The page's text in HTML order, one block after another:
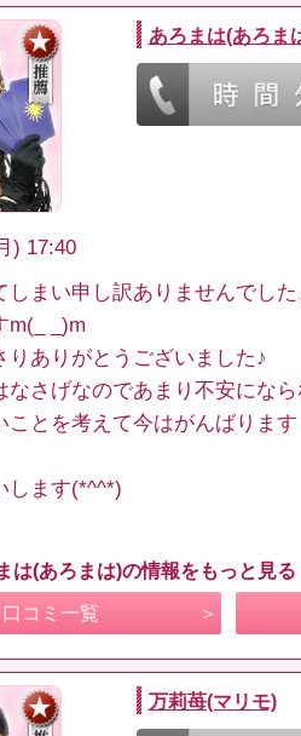
あろまは(あろま
) 17:40
しまい申し訳ありませんでし
m(_ _)m
りありがとうございました♪
なさげなのであまり不安になら
ことを考えて今はがんばります
します(*^^*)
は(あろまは)の情報をもっと見る
口コミ一覧
万莉苺(マリモ)